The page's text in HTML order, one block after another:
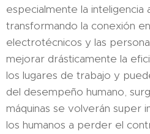
especialmente la inteligencia
transformando la conexión
electrotécnicos y las
mejorar drásticamente la
los lugares de trabajo y
del desempeño humano,
máquinas se volverán super
los humanos a perder el